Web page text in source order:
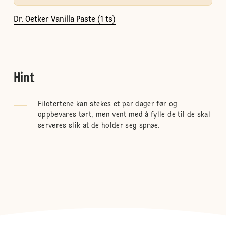
Dr. Oetker Vanilla Paste (1 ts)
Hint
Filotertene kan stekes et par dager før og
oppbevares tørt, men vent med å fylle de til de skal
serveres slik at de holder seg sprøe.